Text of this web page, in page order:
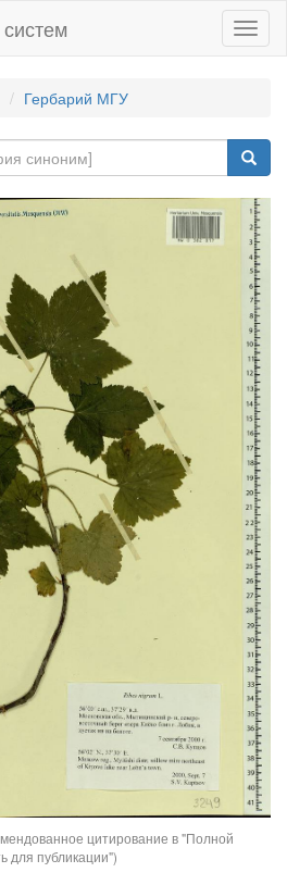
Гербарий МГУ
цитирование в "Полной
для публикации")